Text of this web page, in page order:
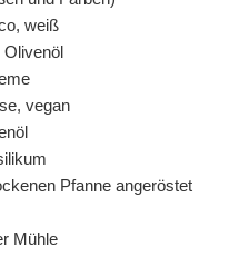
weiß
Olivenöl
vegan
Pfanne angeröstet
Mühle